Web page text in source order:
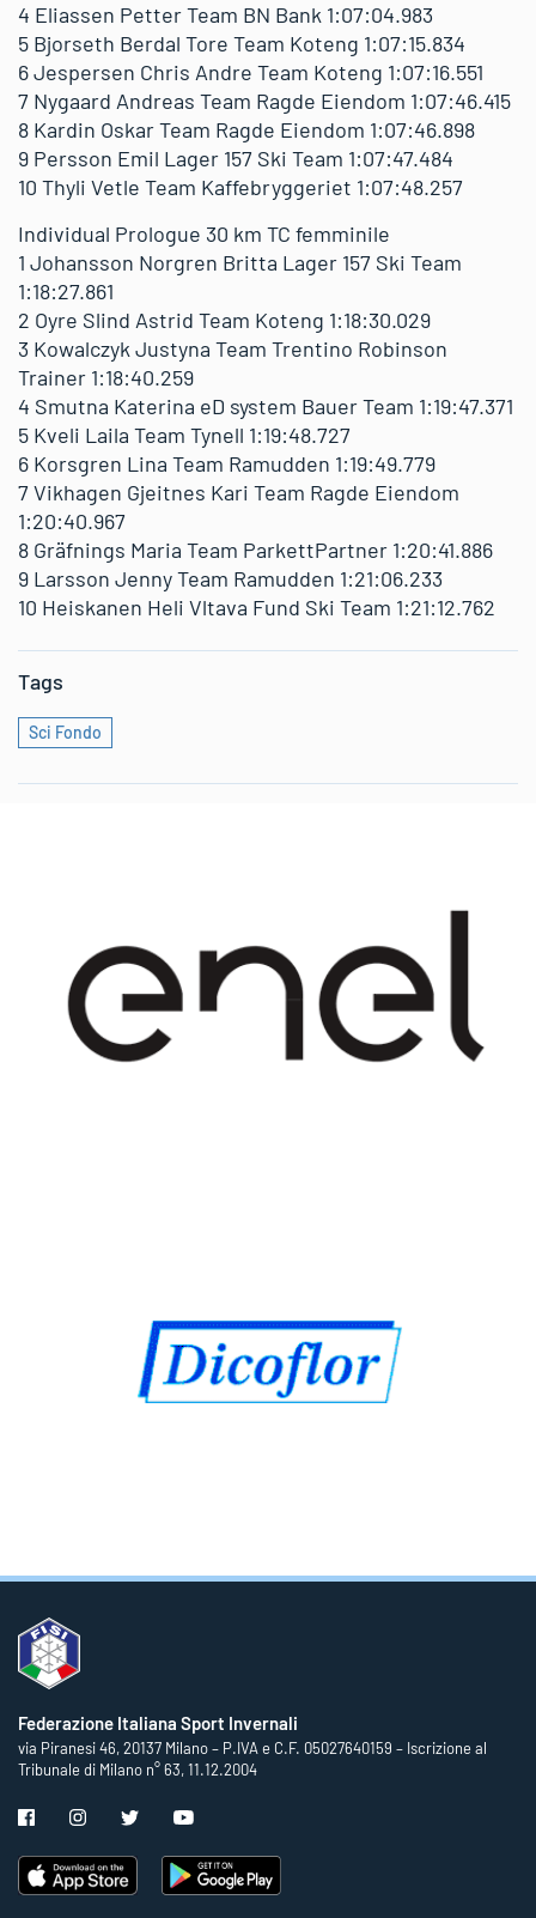
4 Eliassen Petter Team BN Bank 1:07:04.983
5 Bjorseth Berdal Tore Team Koteng 1:07:15.834
6 Jespersen Chris Andre Team Koteng 1:07:16.551
7 Nygaard Andreas Team Ragde Eiendom 1:07:46.415
8 Kardin Oskar Team Ragde Eiendom 1:07:46.898
9 Persson Emil Lager 157 Ski Team 1:07:47.484
10 Thyli Vetle Team Kaffebryggeriet 1:07:48.257
Individual Prologue 30 km TC femminile
1 Johansson Norgren Britta Lager 157 Ski Team
1:18:27.861
2 Oyre Slind Astrid Team Koteng 1:18:30.029
3 Kowalczyk Justyna Team Trentino Robinson
Trainer 1:18:40.259
4 Smutna Katerina eD system Bauer Team 1:19:47.371
5 Kveli Laila Team Tynell 1:19:48.727
6 Korsgren Lina Team Ramudden 1:19:49.779
7 Vikhagen Gjeitnes Kari Team Ragde Eiendom
1:20:40.967
8 Gräfnings Maria Team ParkettPartner 1:20:41.886
9 Larsson Jenny Team Ramudden 1:21:06.233
10 Heiskanen Heli Vltava Fund Ski Team 1:21:12.762
Tags
Sci Fondo
Federazione Italiana Sport Invernali
via Piranesi 46, 20137 Milano – P.IVA e C.F. 05027640159 – Iscrizione al
Tribunale di Milano n° 63, 11.12.2004